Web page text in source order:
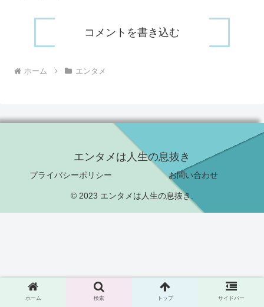
コメントを書き込む
ホーム エンタメ
エンタメは人生の息抜き
プライバシーポリシー お問い合わせ
© 2023 エンタメは人生の息抜き.
ホーム 検索 トップ サイドバー